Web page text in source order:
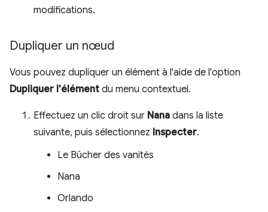
modifications.
Dupliquer un nœud
Vous pouvez dupliquer un élément à l'aide de l'option
Dupliquer l'élément du menu contextuel.
Effectuez un clic droit sur Nana dans la liste
suivante, puis sélectionnez Inspecter.
Le Bûcher des vanités
Nana
Orlando